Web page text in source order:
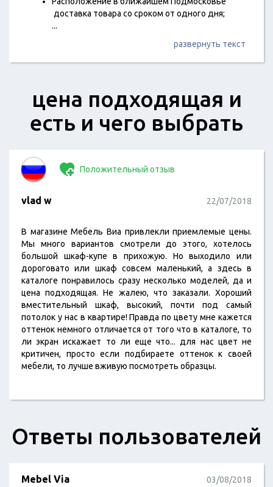
доставка товара со сроком от одного дня;
...
развернуть текст
цена подходящая и
есть и чего выбрать
Положительный отзыв
vlad w 22/07/2018
В магазине Мебель Виа привлекли приемлемые цены.
Мы много вариантов смотрели до этого, хотелось
большой шкаф-купе в прихожую. Но выходило или
дороговато или шкаф совсем маленький, а здесь в
каталоге понравилось сразу несколько моделей, да и
цена подходящая. Не жалею, что заказали. Хороший
вместительный шкаф, высокий, почти под самый
потолок у нас в квартире! Правда по цвету мне кажется
оттенок немного отличается от того что в каталоге, то
ли экран искажает то ли еще что... для нас цвет не
критичен, просто если подбираете оттенок к своей
мебели, то лучше вживую посмотреть образцы.
Ответы пользователей
Mebel Via
03/08/2018